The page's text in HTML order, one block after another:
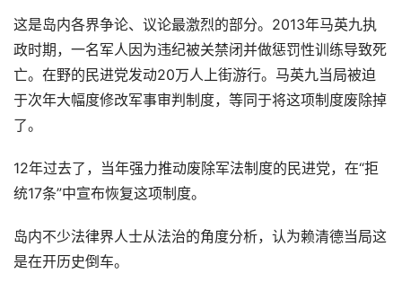
这是岛内各界争论、议论最激烈的部分。2013年马英九执
政时期，一名军人因为违纪被关禁闭并做惩罚性训练导致死
亡。在野的民进党发动20万人上街游行。马英九当局被迫
于次年大幅度修改军事审判制度，等同于将这项制度废除掉
了。
12年过去了，当年强力推动废除军法制度的民进党，在“拒
统17条”中宣布恢复这项制度。
岛内不少法律界人士从法治的角度分析，认为赖清德当局这
是在开历史倒车。